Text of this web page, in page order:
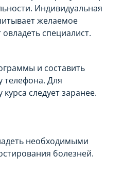
Индивидуальная
желаемое
специалист.
и составить
телефона. Для
следует заранее.
необходимыми
болезней.